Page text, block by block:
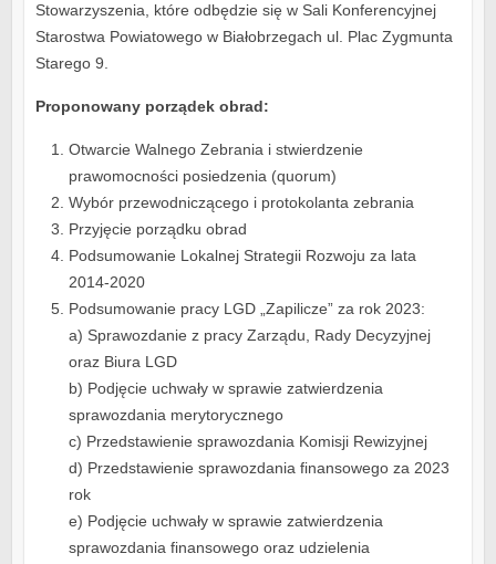
Stowarzyszenia, które odbędzie się w Sali Konferencyjnej
Starostwa Powiatowego w Białobrzegach ul. Plac Zygmunta
Starego 9.
Proponowany porządek obrad:
Otwarcie Walnego Zebrania i stwierdzenie
prawomocności posiedzenia (quorum)
Wybór przewodniczącego i protokolanta zebrania
Przyjęcie porządku obrad
Podsumowanie Lokalnej Strategii Rozwoju za lata
2014-2020
Podsumowanie pracy LGD „Zapilicze” za rok 2023:
a) Sprawozdanie z pracy Zarządu, Rady Decyzyjnej
oraz Biura LGD
b) Podjęcie uchwały w sprawie zatwierdzenia
sprawozdania merytorycznego
c) Przedstawienie sprawozdania Komisji Rewizyjnej
d) Przedstawienie sprawozdania finansowego za 2023
rok
e) Podjęcie uchwały w sprawie zatwierdzenia
sprawozdania finansowego oraz udzielenia